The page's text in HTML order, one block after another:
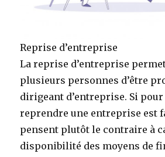
Reprise d’entreprise
La reprise d’entreprise
plusieurs personnes d’être
dirigeant d’entreprise. Si
reprendre une entreprise est
pensent plutôt le contraire à
disponibilité des moyens de